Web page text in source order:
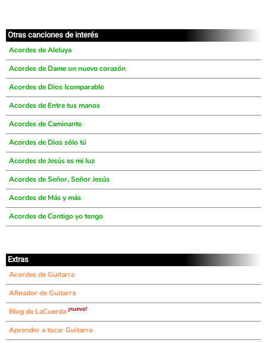
Otras canciones de interés
Acordes de Aleluya
Acordes de Dame un nuevo corazón
Acordes de Dios Icomparable
Acordes de Entre tus manos
Acordes de Caminante
Acordes de Dios sólo tú
Acordes de Jesús es mi luz
Acordes de Señor, Señor Jesús
Acordes de Más y más
Acordes de Contigo yo tengo
Extras
Acordes de Guitarra
Afinador de Guitarra
Blog de LaCuerda ¡nuevo!
Aprender a tocar Guitarra